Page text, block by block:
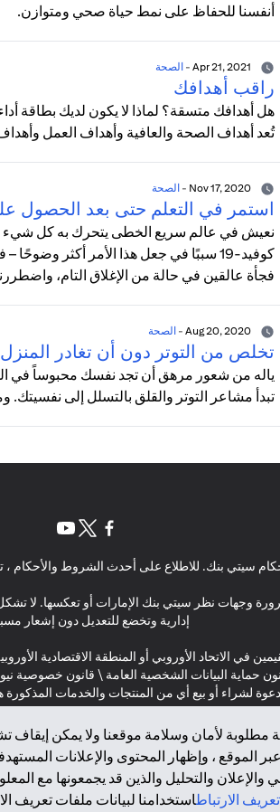
أنفسنا للحفاظ على نمط حياة صحي ومتوازن.
-الصحة
راقب أهدافك
هل أهدافك متسقة؟ لماذا لا يكون لديك بطاقة
تُعد أهداف الصحة والعافية وأهداف العمل
Nov 17, 2020
-الصحة
استمر في التعلم حتى بعد الحصول
نعيش في عالم سريع الخطى يتحرك به كل شيء
كوفيد-19 سببًا في جعل هذا الأمر أكثر
فجأة عالقين في حالة من الإغلاق التام،
Aug 20, 2020
-الصحة
تخلص من التوتر دون أن تغادر المنزل
ياله من شعور مرهق أن تجد نفسك محبوساً في
تبدأ مشاعر التوتر والقلق بالتسلل إلى
لأمان وسلامة موقعنا ولا يمكن إيقاف
الموقع ، وإظهار المحتوى والإعلانات
والتحليل والذين قد يجمعونها مع
الارتباطاستخدامنا لبيانات ملفات تعريف
سيتي بنك. للاطلاع على أحدث الشروط والأحكام ،
وجهات نظر سيتي بنك الإمارات أو تعكسها. لا
إدارية وتخضع للتعديل دون إشعار
في الاتحاد الأوروبي أو المنطقة الاقتصادية
حماية البيانات الشخصية العامة \ قانون
دعوة لشراء أو بيع أي من المنتجات والخدمات المذكورة
2025 citibank.ae